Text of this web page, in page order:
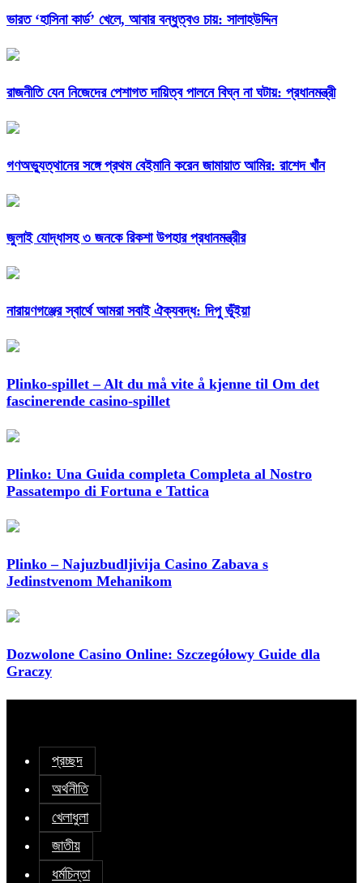
ভারত ‘হাসিনা কার্ড’ খেলে, আবার বন্ধুত্বও চায়: সালাহউদ্দিন
রাজনীতি যেন নিজেদের পেশাগত দায়িত্ব পালনে বিঘ্ন না ঘটায়: প্রধানমন্ত্রী
গণঅভ্যুত্থানের সঙ্গে প্রথম বেইমানি করেন জামায়াত আমির: রাশেদ খাঁন
জুলাই যোদ্ধাসহ ৩ জনকে রিকশা উপহার প্রধানমন্ত্রীর
নারায়ণগঞ্জের স্বার্থে আমরা সবাই ঐক্যবদ্ধ: দিপু ভূঁইয়া
Plinko-spillet – Alt du må vite å kjenne til Om det
fascinerende casino-spillet
Plinko: Una Guida completa Completa al Nostro
Passatempo di Fortuna e Tattica
Plinko – Najuzbudljivija Casino Zabava s
Jedinstvenom Mehanikom
Dozwolone Casino Online: Szczegółowy Guide dla
Graczy
প্রচ্ছদ
অর্থনীতি
খেলাধুলা
জাতীয়
ধর্মচিন্তা